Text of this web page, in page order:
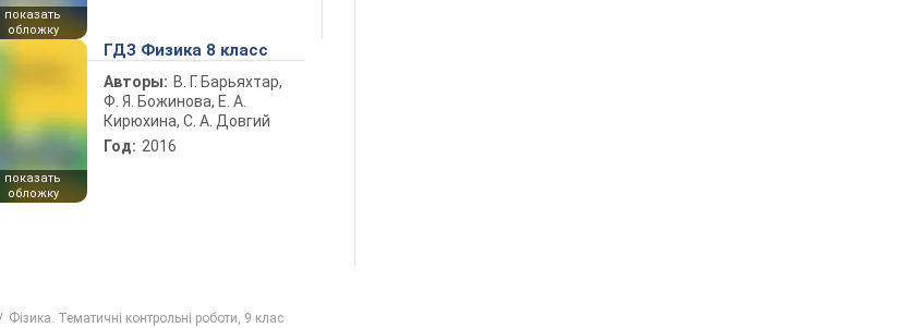
показать
обложку
показать
обложку
ГДЗ Физика 8 класс
Авторы: В. Г. Барьяхтар,
Ф. Я. Божинова, Е. А.
Кирюхина, С. А. Довгий
Год: 2016
Фізика. Тематичні контрольні роботи, 9 клас